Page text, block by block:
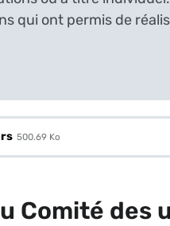
qui ont permis de
500.69 Ko
Comité des